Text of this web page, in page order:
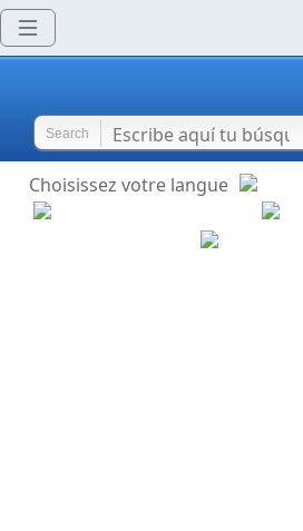
Search
Choisissez votre langue